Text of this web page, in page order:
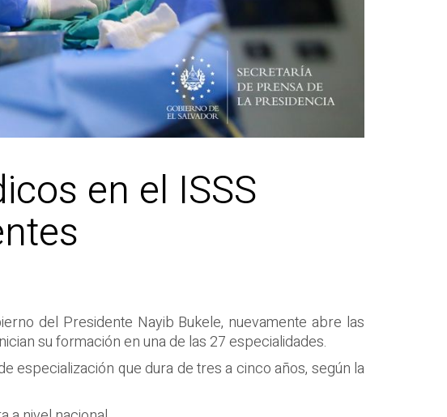
en el ISSS
del Presidente Nayib Bukele, nuevamente abre las
su formación en una de las 27 especialidades.
especialización que dura de tres a cinco años, según la